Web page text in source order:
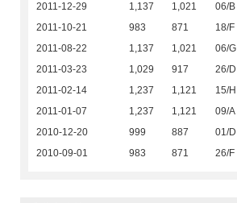
2011-12-29
1,137 1,021 06/B
2011-10-21
983 871 18/F
2011-08-22
1,137 1,021 06/G
2011-03-23
1,029 917 26/D
2011-02-14
1,237 1,121 15/H
2011-01-07
1,237 1,121 09/A
2010-12-20
999 887 01/D
2010-09-01
983 871 26/F